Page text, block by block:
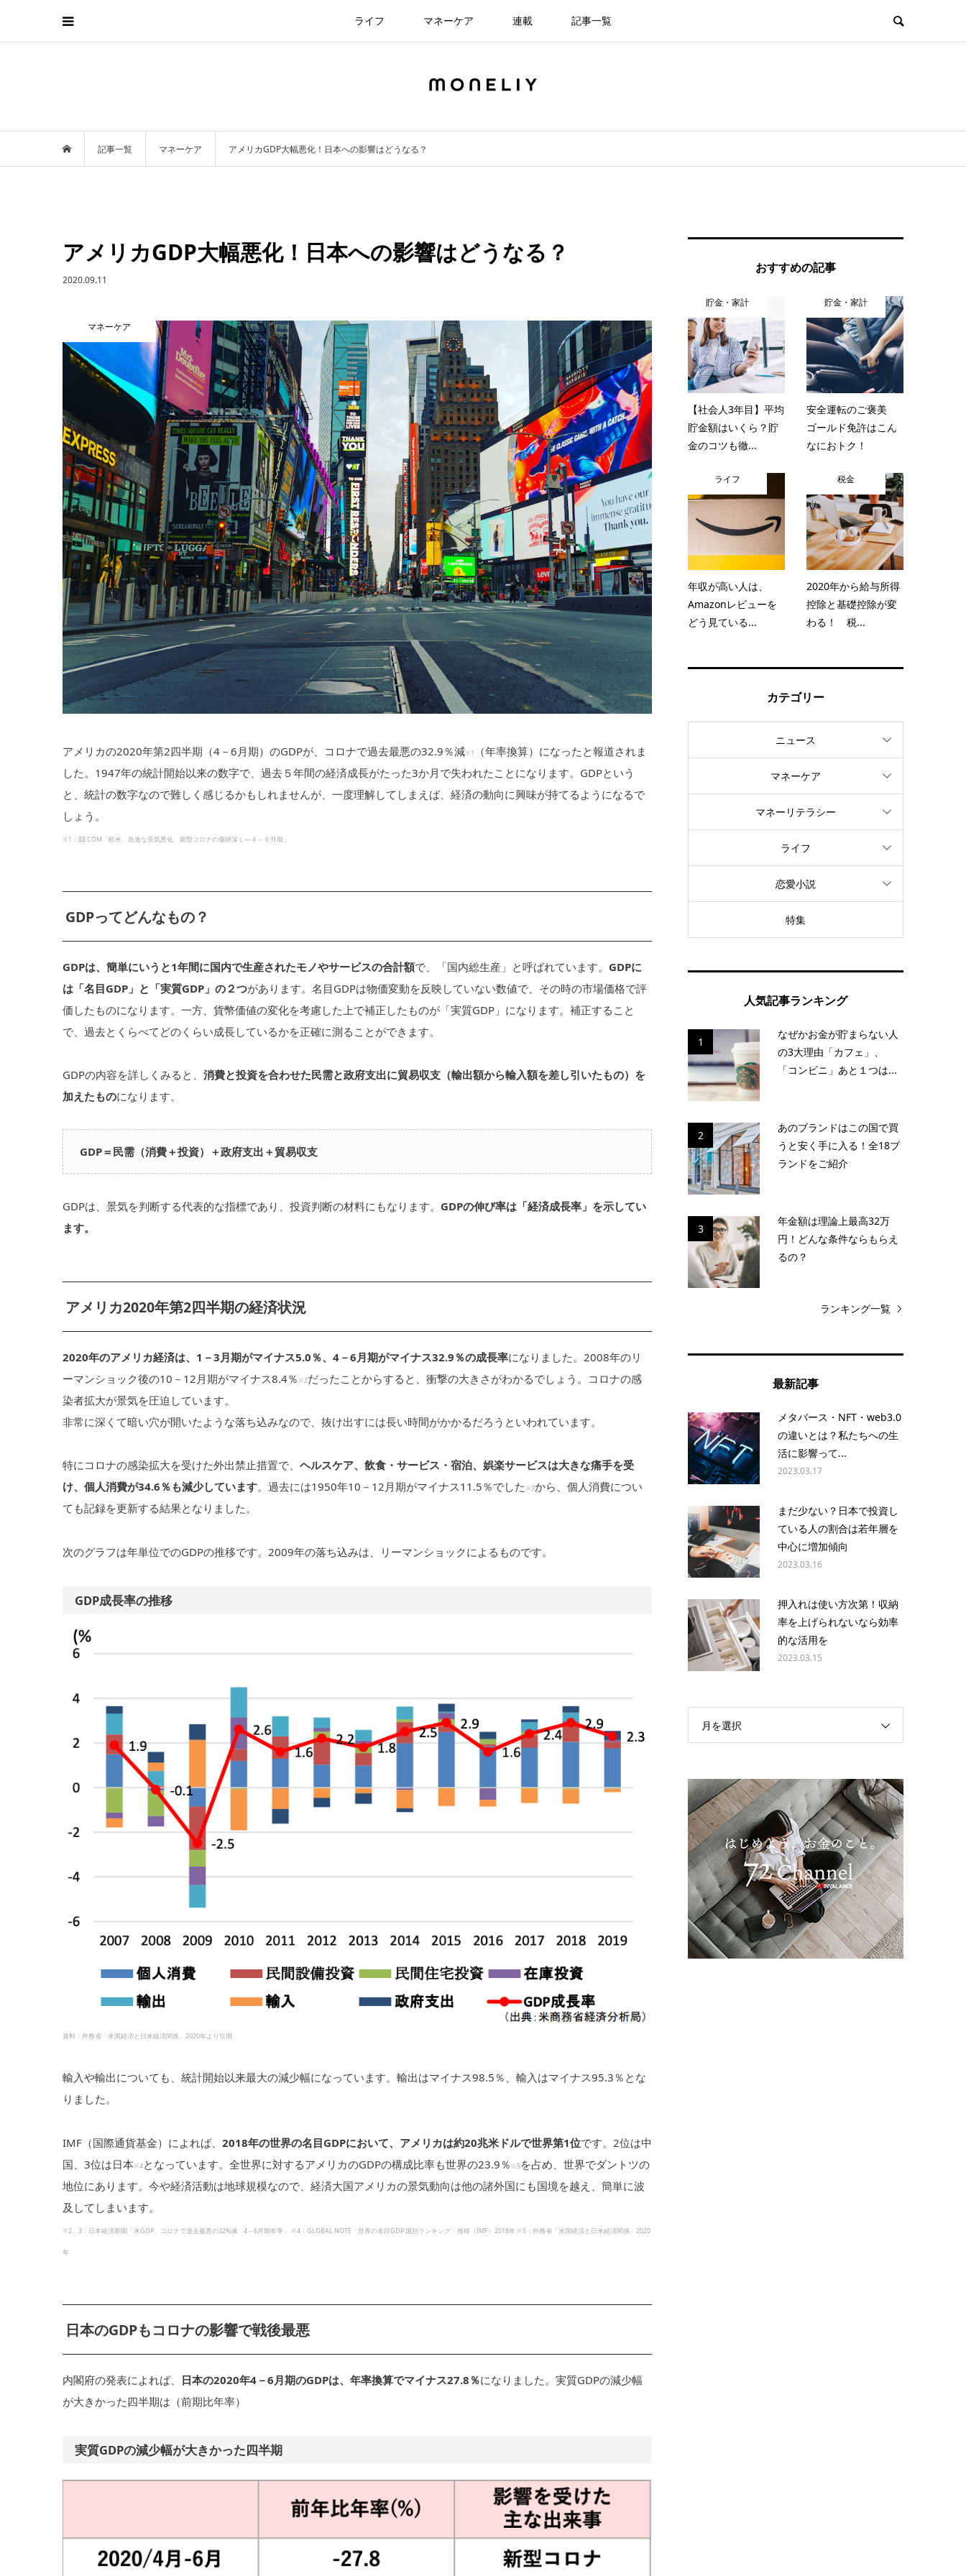
ライフ マネーケア 連載 記事一覧
記事一覧 マネーケア アメリカGDP大幅悪化！日本への影響はどうなる？
アメリカGDP大幅悪化！日本への影響はどうなる？
2020.09.11
マネーケア
アメリカの2020年第2四半期（4－6月期）のGDPが、コロナで過去最悪の32.9％減※1
（年率換算）になったと報道されま
した。1947年の統計開始以来の数字で、過去５年間の経済成長がたった3か月で失われたことになります。GDPという
と、統計の数字なので難しく感じるかもしれませんが、一度理解してしまえば、経済の動向に興味が持てるようになるで
しょう。
※1：JIJI.COM「欧米、急激な景気悪化 新型コロナの傷跡深く―４～６月期」
GDPってどんなもの？
GDPは、簡単にいうと1年間に国内で生産されたモノやサービスの合計額で、「国内総生産」と呼ばれています。 GDPに
は「名目GDP」と「実質GDP」の２つがあります。名目GDPは物価変動を反映していない数値で、その時の市場価格で評
価したものになります。一方、貨幣価値の変化を考慮した上で補正したものが「実質GDP」になります。補正すること
で、過去とくらべてどのくらい成長しているかを正確に測ることができます。
GDPの内容を詳しくみると、 消費と投資を合わせた民需と政府支出に貿易収支（輸出額から輸入額を差し引いたもの）を
加えたものになります。
GDP＝民需（消費＋投資）＋政府支出＋貿易収支
GDPは、景気を判断する代表的な指標であり、投資判断の材料にもなります。 GDPの伸び率は「経済成長率」を示してい
ます。
アメリカ2020年第2四半期の経済状況
2020年のアメリカ経済は、1－3月期がマイナス5.0％、4－6月期がマイナス32.9％の成長率になりました。2008年のリ
ーマンショック後の10－12月期がマイナス8.4％※2だったことからすると、衝撃の大きさがわかるでしょう。コロナの感
染者拡大が景気を圧迫しています。
非常に深くて暗い穴が開いたような落ち込みなので、抜け出すには長い時間がかかるだろうといわれています。
特にコロナの感染拡大を受けた外出禁止措置で、 ヘルスケア、飲食・サービス・宿泊、娯楽サービスは大きな痛手を受
け、個人消費が34.6％も減少しています。過去には1950年10－12月期がマイナス11.5％でした※3から、個人消費につい
ても記録を更新する結果となりました。
次のグラフは年単位でのGDPの推移です。2009年の落ち込みは、リーマンショックによるものです。
GDP成長率の推移
資料：外務省「米国経済と日米経済関係」2020年より引用
輸入や輸出についても、統計開始以来最大の減少幅になっています。輸出はマイナス98.5％、輸入はマイナス95.3％とな
りました。
IMF（国際通貨基金）によれば、 2018年の世界の名目GDPにおいて、アメリカは約20兆米ドルで世界第1位です。2位は中
国、3位は日本※4となっています。全世界に対するアメリカのGDPの構成比率も世界の23.9％※5を占め、世界でダントツの
地位にあります。今や経済活動は地球規模なので、経済大国アメリカの景気動向は他の諸外国にも国境を越え、簡単に波
及してしまいます。
※2、3：日本経済新聞「米GDP、コロナで過去最悪の32%減 4～6月期年率」 ※4：GLOBAL NOTE「世界の名目GDP 国別ランキング・推移（IMF）2018年 ※5：外務省「米国経済と日米経済関係」2020
年
日本のGDPもコロナの影響で戦後最悪
内閣府の発表によれば、 日本の2020年4－6月期のGDPは、年率換算でマイナス27.8％になりました。実質GDPの減少幅
が大きかった四半期は（前期比年率）
実質GDPの減少幅が大きかった四半期
おすすめの記事
貯金・家計
【社会人3年目】平均
貯金額はいくら？貯
金のコツも徹...
貯金・家計
安全運転のご褒美
ゴールド免許はこん
なにおトク！
ライフ
年収が高い人は、
Amazonレビューを
どう見ている...
税金
2020年から給与所得
控除と基礎控除が変
わる！ 税...
カテゴリー
ニュース
マネーケア
マネーリテラシー
ライフ
恋愛小説
特集
人気記事ランキング
1
なぜかお金が貯まらない人
の3大理由「カフェ」、
「コンビニ」あと１つは...
2
あのブランドはこの国で買
うと安く手に入る！全18ブ
ランドをご紹介
3
年金額は理論上最高32万
円！どんな条件ならもらえ
るの？
ランキング一覧
最新記事
メタバース・NFT・web3.0
の違いとは？私たちへの生
活に影響って...
2023.03.17
まだ少ない？日本で投資し
ている人の割合は若年層を
中心に増加傾向
2023.03.16
押入れは使い方次第！収納
率を上げられないなら効率
的な活用を
2023.03.15
月を選択